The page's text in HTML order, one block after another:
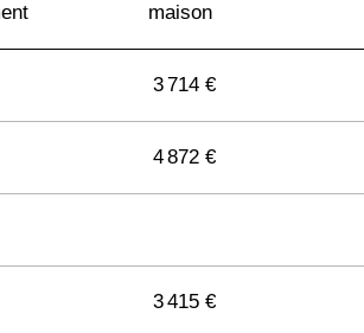
maison
3 714 €
4 872 €
3 415 €